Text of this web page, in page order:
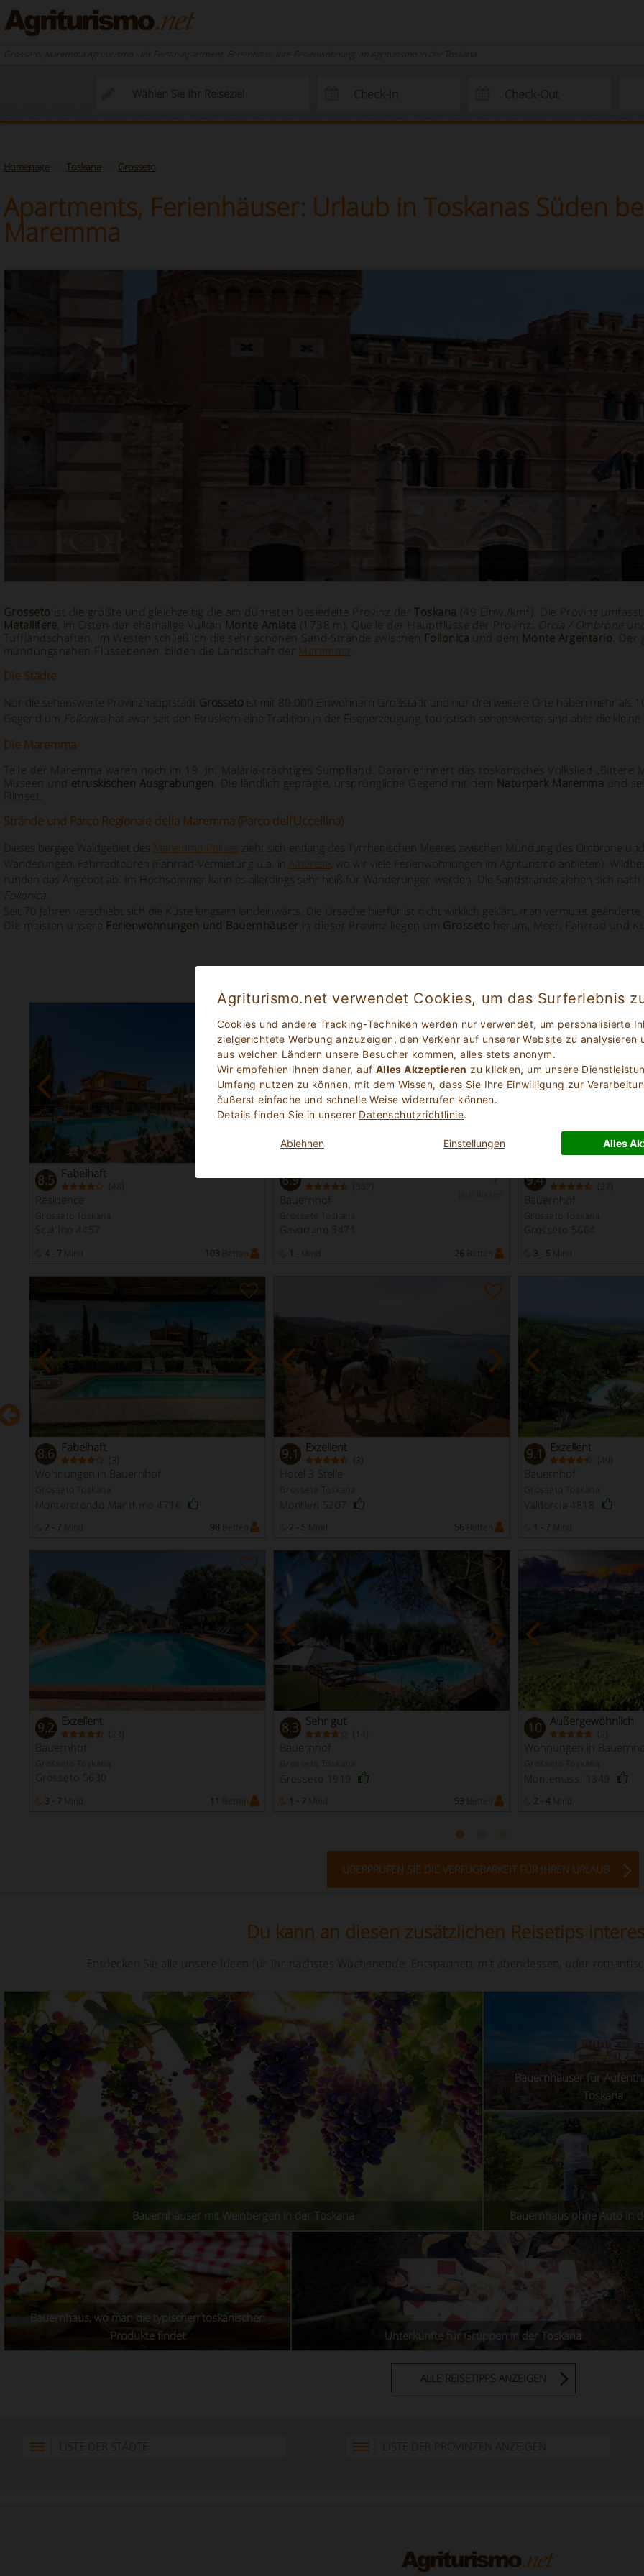
Agriturismo.net verwendet Cookies, um das Surferlebnis
Cookies und andere Tracking-Techniken werden nur verwendet, um personalisierte
zielgerichtete Werbung anzuzeigen, den Verkehr auf unserer Website zu analysieren
aus welchen Ländern unsere Besucher kommen, alles stets anonym.
Wir empfehlen Ihnen daher, auf Alles Akzeptieren zu klicken, um unsere
Umfang nutzen zu können, mit dem Wissen, dass Sie Ihre Einwilligung zur
čußerst einfache und schnelle Weise widerrufen können.
Details finden Sie in unserer Datenschutzrichtlinie.
Ablehnen Einstellungen Alles
Grosseto, Maremma Agriturismo - Ihr Ferien-Apartment, Ferienhaus, Ihre Ferienwohnung, im Agriturismo in der Toskana
Homepage Toskana Grosseto
Apartments, Ferienhäuser: Urlaub in Toskanas Süden
Maremma
Grosseto ist die größte und gleichzeitig die am dünnsten besiedelte Provinz derToskana (49 Einw./km2 ). Die Provinz
Metallifere, im Osten der ehemalige Vulkan Monte Amiata (1738 m), Quelle der Hauptflüsse der Provinz: Orcia / Ombrone und
Tufflandschaften. Im Westen schließlich die sehr schönen Sand-Strände zwischen Follonica und dem Monte Argentario. Der
mündungsnahen Flussebenen, bilden die Landschaft der Maremma.
Die Städte
Nur die sehenswerte Provinzhauptstadt Grosseto ist mit 80.000 Einwohnern Großstadt und nur drei weitere Orte haben mehr als
Gegend um Follonica hat zwar seit den Etruskern eine Tradition in der Eisenerzeugung, touristisch sehenswerter sind aber die kleine
Die Maremma
Teile der Maremma waren noch im 19. Jh. Malaria-trächtiges Sumpfland. Daran erinnert das toskanisches Volkslied
Museen und etruskischen Ausgrabungen. Die ländlich geprägte, ursprüngliche Gegend mit dem Naturpark Maremma und
Filmset.
Strände und Parco Regionale della Maremma (Parco dell’Uccellina)
Dieses bergige Waldgebiet des Maremma-Parkes zieht sich entlang des Tyrrhenischen Meeres zwischen Mündung des Ombrone
Wanderungen, Fahrradtouren (Fahrrad-Vermietung u.a. in Alberese, wo wir viele Ferienwohnungen im Agriturismo anbieten).
runden das Angebot ab. Im Hochsommer kann es allerdings sehr heiß für Wanderungen werden. Die Sandstrände ziehen sich nach
Follonica.
Seit 70 Jahren verschiebt sich die Küste langsam landeinwärts. Die Ursache hierfür ist nicht wirklich geklärt, man vermutet
Die meisten unsere Ferienwohnungen und Bauernhäuser in dieser Provinz liegen um Grosseto herum, Meer, Fahrrad und
8.5 Fabelhaft
( 48 )
Residence
Grosseto Toskana
Scarlino 4457
4 - 7 Mind 103 Betten
8.9 ( 367 )
Jetzt Buchen
Bauernhof
Grosseto Toskana
Gavorrano 5471
1 - Mind 26 Betten
9.4 (27 )
Bauernhof
Grosseto Toskana
Grosseto 5664
3 - 5 Mind
8.6 Fabelhaft
( 3 )
Wohnungen in Bauernhof
Grosseto Toskana
Monterotondo Marittimo 4716
2 - 7 Mind 98 Betten
9.1 Exzellent
( 3 )
Hotel 3 Stelle
Grosseto Toskana
Montieri 5207
2 - 5 Mind 56 Betten
9.1 Exzellent
( 49)
Bauernhof
Grosseto Toskana
Valdorcia 4818
1 - 7 Mind
9.2 Exzellent
(23 )
Bauernhof
Grosseto Toskana
Grosseto 5630
3 - 7 Mind 11 Betten
8.3 Sehr gut
( 14 )
Bauernhof
Grosseto Toskana
Grosseto 1919
1 - 7 Mind 53 Betten
10 Außergewöhnlich
(2 )
Wohnungen in
Grosseto Toskana
Montemassi 1349
2 - 4 Mind
ÜBERPRÜFEN SIE DIE VERFÜGBARKEIT FÜR IHREN URLAUB
Du kann an diesen zusätzlichen Reisetips
Entdecken Sie alle unsere Ideen für Ihr nächstes Wochenende: Entspannen, mit abendessen, oder
Bauernhäuser mit Weinbergen in der Toskana
Bauernhäuser für
Toskana
Bauernhaus ohne Auto in
Bauernhaus, wo man die typischen toskanischen
Produkte findet
Unterkünfte für Gruppen in der Toskana
ALLE REISETIPPS ANZEIGEN
LISTE DER STÄDTE LISTE DER PROVINZEN ANZEIGEN